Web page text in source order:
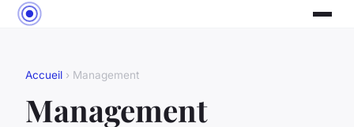
Accueil › Management
Management